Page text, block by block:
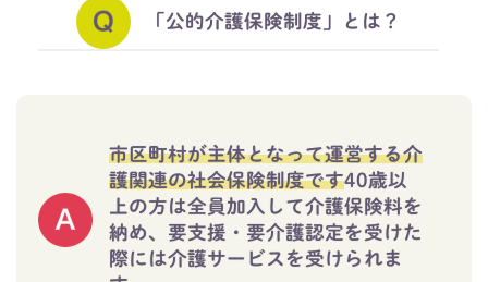
「公的介護保険制度」とは？
市区町村が主体となって運営する介
護関連の社会保険制度です40歳以
上の方は全員加入して介護保険料を
納め、要支援・要介護認定を受けた
際には介護サービスを受けられま